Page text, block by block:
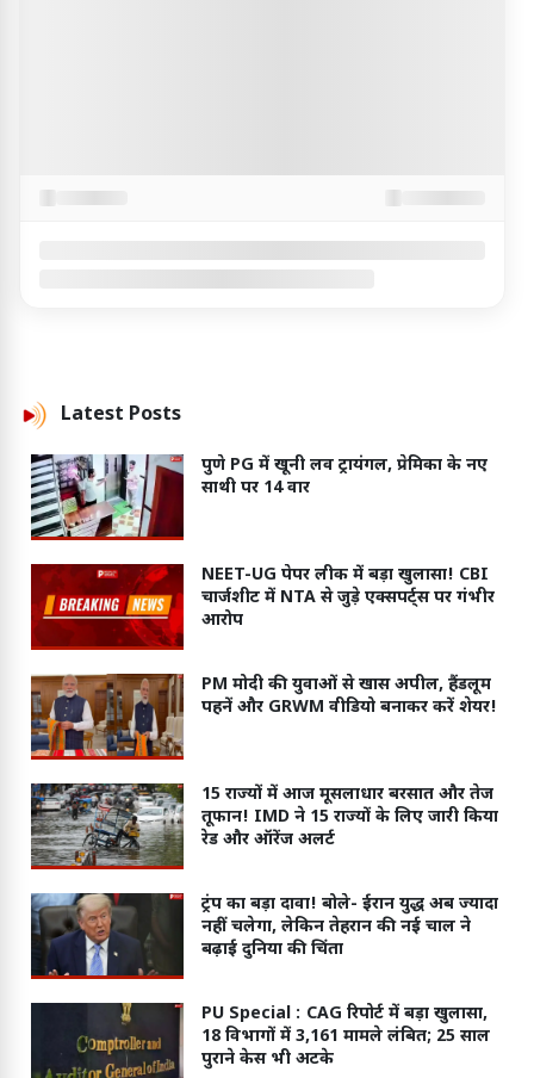
Latest Posts
पुणे PG में खूनी लव ट्रायंगल, प्रेमिका के नए
साथी पर 14 वार
NEET-UG पेपर लीक में बड़ा खुलासा! CBI
चार्जशीट में NTA से जुड़े एक्सपर्ट्स पर गंभीर
आरोप
PM मोदी की युवाओं से खास अपील, हैंडलूम
पहनें और GRWM वीडियो बनाकर करें शेयर!
15 राज्यों में आज मूसलाधार बरसात और तेज
तूफान! IMD ने 15 राज्यों के लिए जारी किया
रेड और ऑरेंज अलर्ट
ट्रंप का बड़ा दावा! बोले- ईरान युद्ध अब ज्यादा
नहीं चलेगा, लेकिन तेहरान की नई चाल ने
बढ़ाई दुनिया की चिंता
PU Special : CAG रिपोर्ट में बड़ा खुलासा,
18 विभागों में 3,161 मामले लंबित; 25 साल
पुराने केस भी अटके